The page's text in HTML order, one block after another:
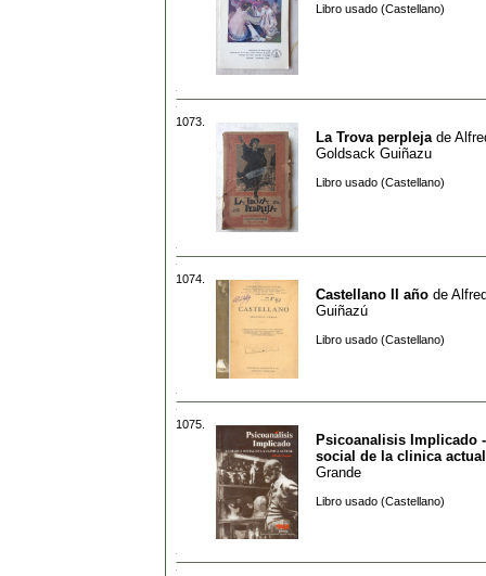
Libro usado (Castellano)
1073.
La Trova perpleja de
Goldsack Guiñazu
Libro usado (Castellano)
1074.
Castellano II año de
Guiñazú
Libro usado (Castellano)
1075.
Psicoanalisis Implicado
social de la clinica actual
Grande
Libro usado (Castellano)